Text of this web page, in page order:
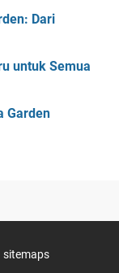
Dari
untuk Semua
Garden
sitemaps